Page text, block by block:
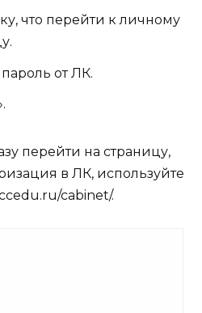
что перейти к личному
от ЛК.
перейти на страницу,
в ЛК, используйте
cabinet/.